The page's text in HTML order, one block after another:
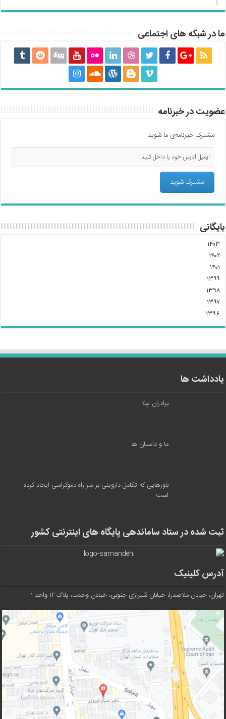
ما در شبکه های اجتماعی
عضویت در خبرنامه
مشترک خبرنامه‌ی ما شوید.
بایگانی
۱۴۰۳
۱۴۰۲
۱۴۰۱
۱۳۹۹
۱۳۹۸
۱۳۹۷
۱۳۹۶
یادداشت ها
برادران لیلا
ما و داستان ها
باورهایی که تکامل داروینی بر سر راه دموکراسی ایجاد کرده
است.
ثبت شده در ستاد ساماندهی پایگاه های اینترنتی کشور
آدرس کلینیک
تهران، خیابان ملاصدرا، خیابان شیرازی جنوبی، خیابان وحدت، پلاک ۱۲ واحد ۱